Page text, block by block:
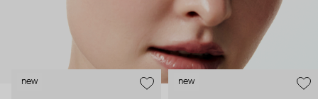
new new